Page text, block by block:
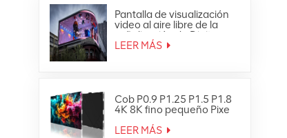
Pantalla de visualización
video al aire libre de la
señalización de Digitaces
de la pared de la prenda
LEER MÁS
Cob P0.9 P1.25 P1.5 P1.8
4K 8K fino pequeño Pixe
Led TV Video Wall
LEER MÁS